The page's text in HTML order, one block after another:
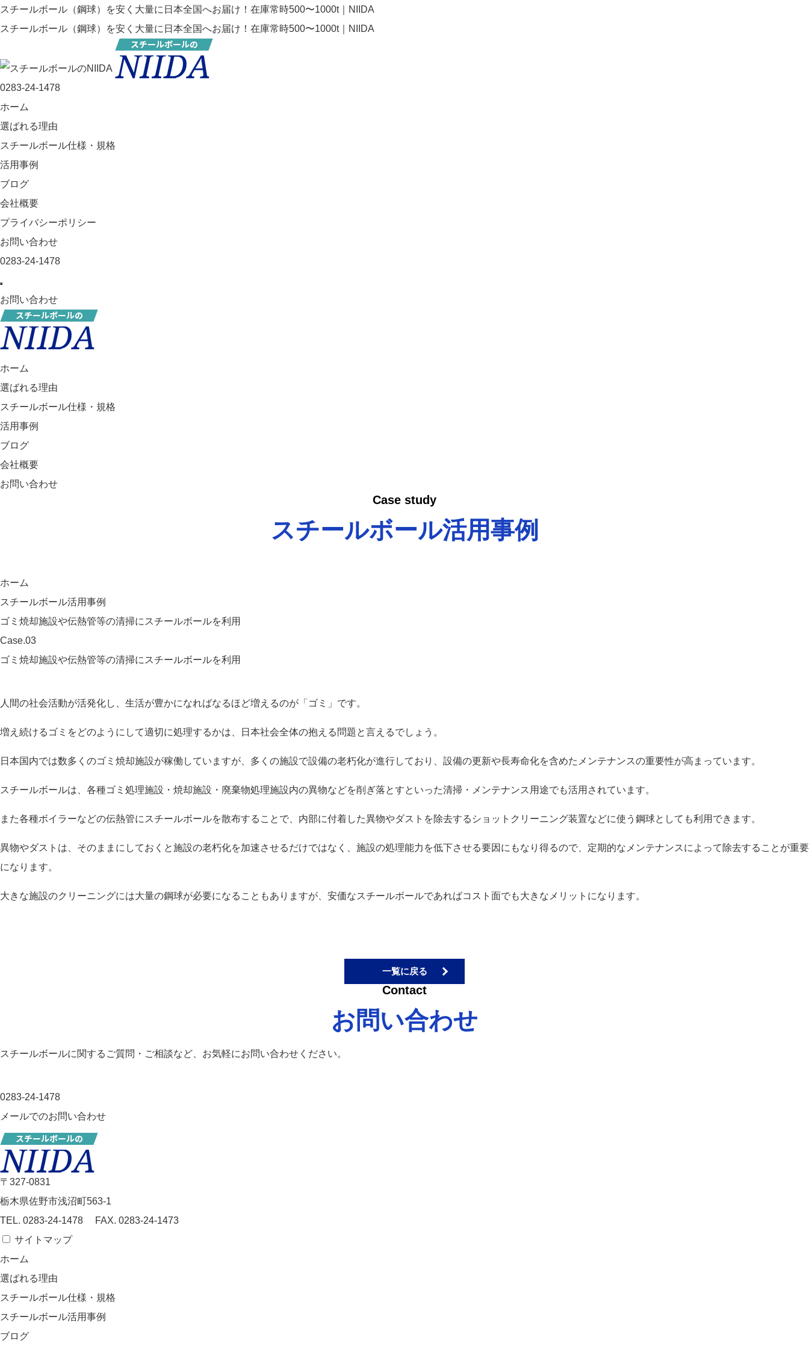
スチールボール（鋼球）を安く大量に日本全国へお届け！在庫常時500〜1000t｜NIIDA
スチールボール（鋼球）を安く大量に日本全国へお届け！在庫常時500〜1000t｜NIIDA
0283-24-1478
ホーム
選ばれる理由
スチールボール仕様・規格
活用事例
ブログ
会社概要
プライバシーポリシー
お問い合わせ
0283-24-1478
お問い合わせ
ホーム
選ばれる理由
スチールボール仕様・規格
活用事例
ブログ
会社概要
お問い合わせ
スチールボール活用事例
ホーム
スチールボール活用事例
ゴミ焼却施設や伝熱管等の清掃にスチールボールを利用
Case.03
ゴミ焼却施設や伝熱管等の清掃にスチールボールを利用
人間の社会活動が活発化し、生活が豊かになればなるほど増えるのが「ゴミ」です。
増え続けるゴミをどのようにして適切に処理するかは、日本社会全体の抱える問題と言えるでしょう。
日本国内では数多くのゴミ焼却施設が稼働していますが、多くの施設で設備の老朽化が進行しており、設備の更新や長寿命化を含めたメンテナンスの重要性が高まっています。
スチールボールは、各種ゴミ処理施設・焼却施設・廃棄物処理施設内の異物などを削ぎ落とすといった清掃・メンテナンス用途でも活用されています。
また各種ボイラーなどの伝熱管にスチールボールを散布することで、内部に付着した異物やダストを除去するショットクリーニング装置などに使う鋼球としても利用できます。
異物やダストは、そのままにしておくと施設の老朽化を加速させるだけではなく、施設の処理能力を低下させる要因にもなり得るので、定期的なメンテナンスによって除去することが重要
になります。
大きな施設のクリーニングには大量の鋼球が必要になることもありますが、安価なスチールボールであればコスト面でも大きなメリットになります。
一覧に戻る
お問い合わせ
スチールボールに関するご質問・ご相談など、お気軽にお問い合わせください。
0283-24-1478
メールでのお問い合わせ
〒327-0831
栃木県佐野市浅沼町563-1
TEL. 0283-24-1478
FAX. 0283-24-1473
サイトマップ
ホーム
選ばれる理由
スチールボール仕様・規格
スチールボール活用事例
ブログ